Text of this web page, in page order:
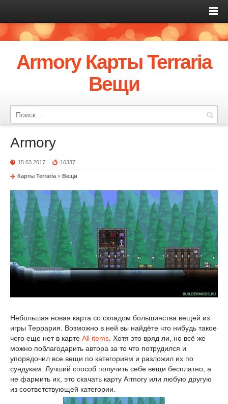
Armory Карты Terraria
Вещи
Armory
15.03.2017 16337
Карты Terraria » Вещи
Небольшая новая карта со складом большинства вещей из
игры Террария. Возможно в ней вы найдёте что нибудь такое
чего еще нет в карте All items . Хотя это вряд ли, но всё же
можно поблагодарить автора за то что потрудился и
упорядочил все вещи по категориям и разложил их по
сундукам. Лучший способ получить себе вещи бесплатно, а
не фармить их, это скачать карту Armory или любую другую
из соответствующей категории.